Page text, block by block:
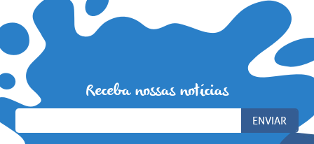
Receba nossas notícias